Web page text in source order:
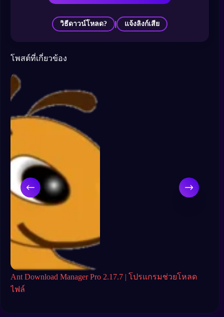
วิธีดาวน์โหลด? | แจ้งลิงก์เสีย
โพสต์ที่เกี่ยวข้อง
Ant Download Manager Pro 2.17.7 | โปรแกรมช่วยโหลด
ไฟล์